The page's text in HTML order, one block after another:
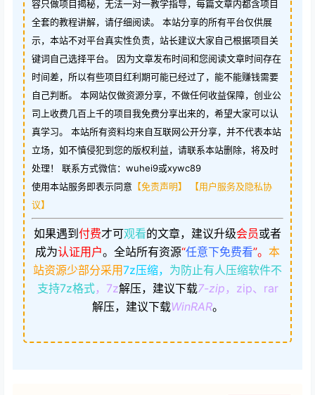
容只做项目揭秘，无法一对一教学指导，每篇文章内都含项目
全套的教程讲解，请仔细阅读。 本站分享的所有平台仅供展
示，本站不对平台真实性负责，站长建议大家自己根据项目关
键词自己选择平台。 因为文章发布时间和您阅读文章时间存在
时间差，所以有些项目红利期可能已经过了，能不能赚钱需要
自己判断。 本网站仅做资源分享，不做任何收益保障，创业公
司上收费几百上千的项目我免费分享出来的，希望大家可以认
真学习。 本站所有资料均来自互联网公开分享，并不代表本站
立场，如不慎侵犯到您的版权利益，请联系本站删除，将及时
处理！ 联系方式微信：wuhei9或xywc89
使用本站服务即表示同意 【免责声明】
【用户服务及隐私协
议】
如果遇到付费才可观看的文章，建议升级会员或者
成为认证用户。 全站所有资源“任意下免费看”。 本
站资源少部分采用7z压缩， 为防止有人压缩软件不
支持7z格式，7z解压，建议下载7-zip ，zip、rar
解压，建议下载WinRAR。